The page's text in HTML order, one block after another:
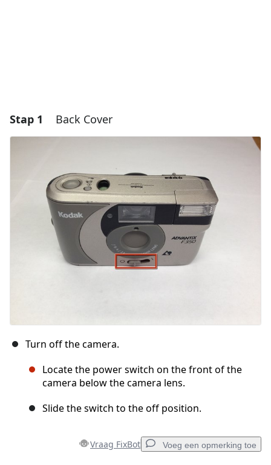
Stap 1 Back Cover
Turn off the camera.
Locate the power switch on the front of the
camera below the camera lens.
Slide the switch to the off position.
Vraag FixBot Voeg een opmerking toe